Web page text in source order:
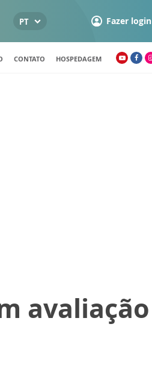
PT Fazer login
CONTATO HOSPEDAGEM
avaliação